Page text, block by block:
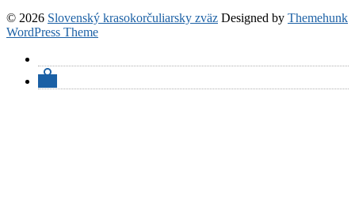
© 2026 Slovenský krasokorčuliarsky zväz Designed by Themehunk
WordPress Theme